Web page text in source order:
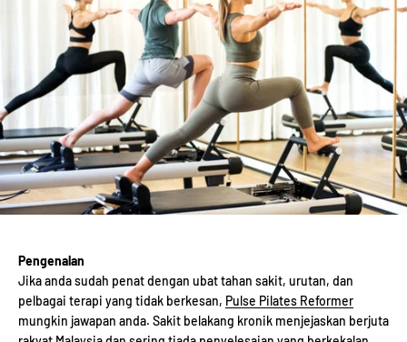
Pengenalan
Jika anda sudah penat dengan ubat tahan sakit, urutan, dan
pelbagai terapi yang tidak berkesan, Pulse Pilates Reformer
mungkin jawapan anda. Sakit belakang kronik menjejaskan berjuta